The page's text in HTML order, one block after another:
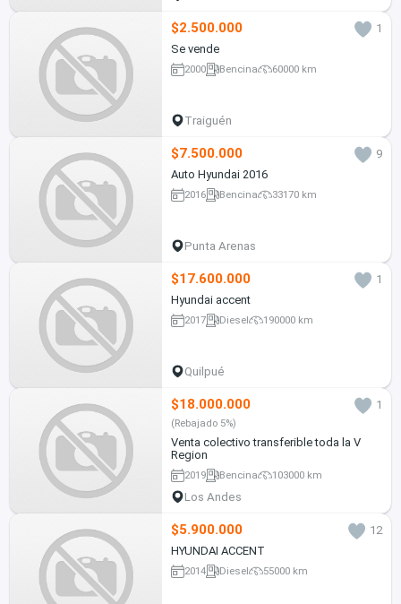
$2.500.000
1
Se vende
2000 Bencina 60000 km
Traiguén
$7.500.000
9
Auto Hyundai 2016
2016 Bencina 33170 km
Punta Arenas
$17.600.000
1
Hyundai accent
2017 Diesel 190000 km
Quilpué
$18.000.000 1
(Rebajado 5%)
Venta colectivo transferible toda la V
Region
2019 Bencina 103000 km
Los Andes
$5.900.000
12
HYUNDAI ACCENT
2014 Diesel 55000 km